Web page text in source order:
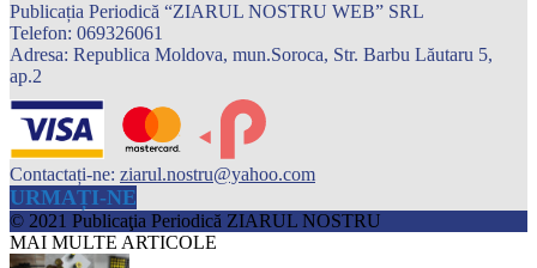
Publicația Periodică “ZIARUL NOSTRU WEB” SRL
Telefon: 069326061
Adresa: Republica Moldova, mun.Soroca, Str. Barbu Lăutaru 5,
ap.2
Contactați-ne: ziarul.nostru@yahoo.com
URMAȚI-NE
© 2021 Publicaţia Periodică ZIARUL NOSTRU
MAI MULTE ARTICOLE